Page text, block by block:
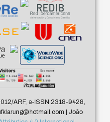
ARF, e-ISSN 2318-9428,
| João